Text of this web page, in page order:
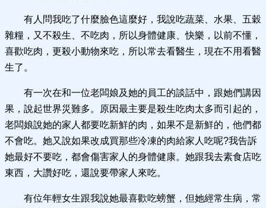
有人問我吃了什麼臉色這麼好，我說吃蔬菜、水果、五穀
雜糧，又不殺生、不吃肉，所以身體健康、快樂，以前不懂，
喜歡吃肉，更殺小動物來吃，所以常去看醫生，現在不用看醫
生了。
有一次在和一位老闆娘及她的員工的談話中，跟她們講因
果，說起世界災難多。原因最主要是殺生吃肉太多而引起的，
老闆娘說她的家人都要吃新鮮的肉，如果不是新鮮的，他們都
不會吃。她又說如果改成買那些冷凍的肉給家人吃呢?我告訴
她最好不要吃，都會傷害家人的身體健康。她跟我去素食店吃
東西，大讚好吃，還說要帶家人來吃。
有位年輕女生跟我說她最喜歡吃螃蟹，但她經常生病，常